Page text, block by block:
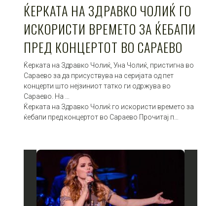
ЌЕРКАТА НА ЗДРАВКО ЧОЛИЌ ГО
ИСКОРИСТИ ВРЕМЕТО ЗА ЌЕБАПИ
ПРЕД КОНЦЕРТОТ ВО САРАЕВО
Ќерката на Здравко Чолиќ, Уна Чолиќ, пристигна во
Сараево за да присуствува на серијата од пет
концерти што нејзиниот татко ги одржува во
Сараево. На …
Ќерката на Здравко Чолиќ го искористи времето за
ќебапи пред концертот во Сараево Прочитај п…